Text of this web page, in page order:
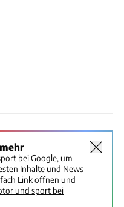
bei Google, um
Inhalte und News
Link öffnen und
und sport bei